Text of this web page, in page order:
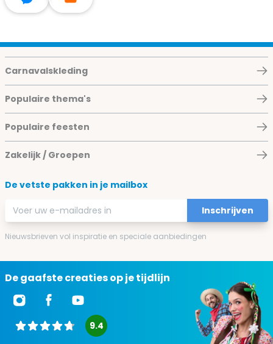
Carnavalskleding
Populaire thema's
Populaire feesten
Zakelijk / Groepen
De vetste pakken in je mailbox
Inschrijven
Nieuwsbrieven vol inspiratie en speciale aanbiedingen
De gaafste creaties op je tijdlijn
9.4